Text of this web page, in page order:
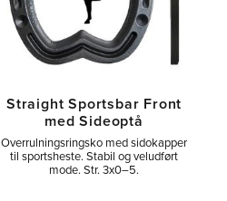
Straight Sportsbar Front
med Sideoptå
Overrulningsringsko med sidokapper
til sportsheste. Stabil og veludført
mode. Str. 3x0–5.